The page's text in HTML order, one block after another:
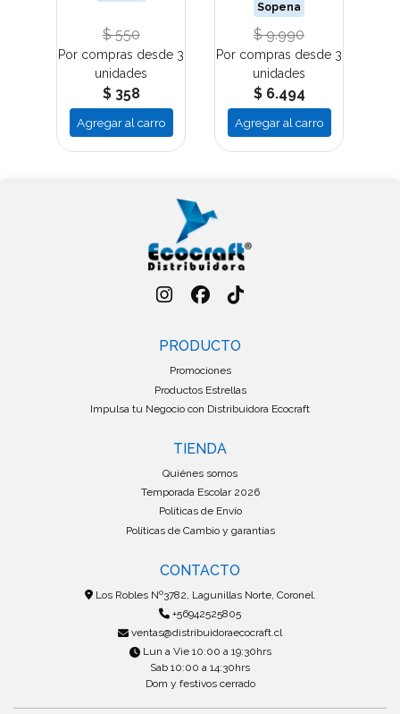
$ 550
Por compras desde 3
unidades
$ 358
Agregar al carro
Sopena
$ 9.990
Por compras desde 3
unidades
$ 6.494
Agregar al carro
PRODUCTO
Promociones
Productos Estrellas
Impulsa tu Negocio con Distribuidora Ecocraft
TIENDA
Quiénes somos
Temporada Escolar 2026
Políticas de Envío
Políticas de Cambio y garantías
CONTACTO
Los Robles Nº3782, Lagunillas Norte, Coronel.
+56942525805
ventas@distribuidoraecocraft.cl
Lun a Vie 10:00 a 19:30hrs
Sab 10:00 a 14:30hrs
Dom y festivos cerrado